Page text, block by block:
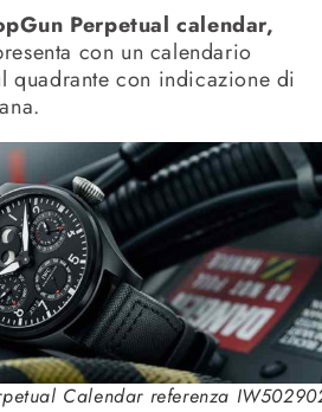
Perpetual calendar,
con un calendario
quadrante con indicazione di
Calendar referenza